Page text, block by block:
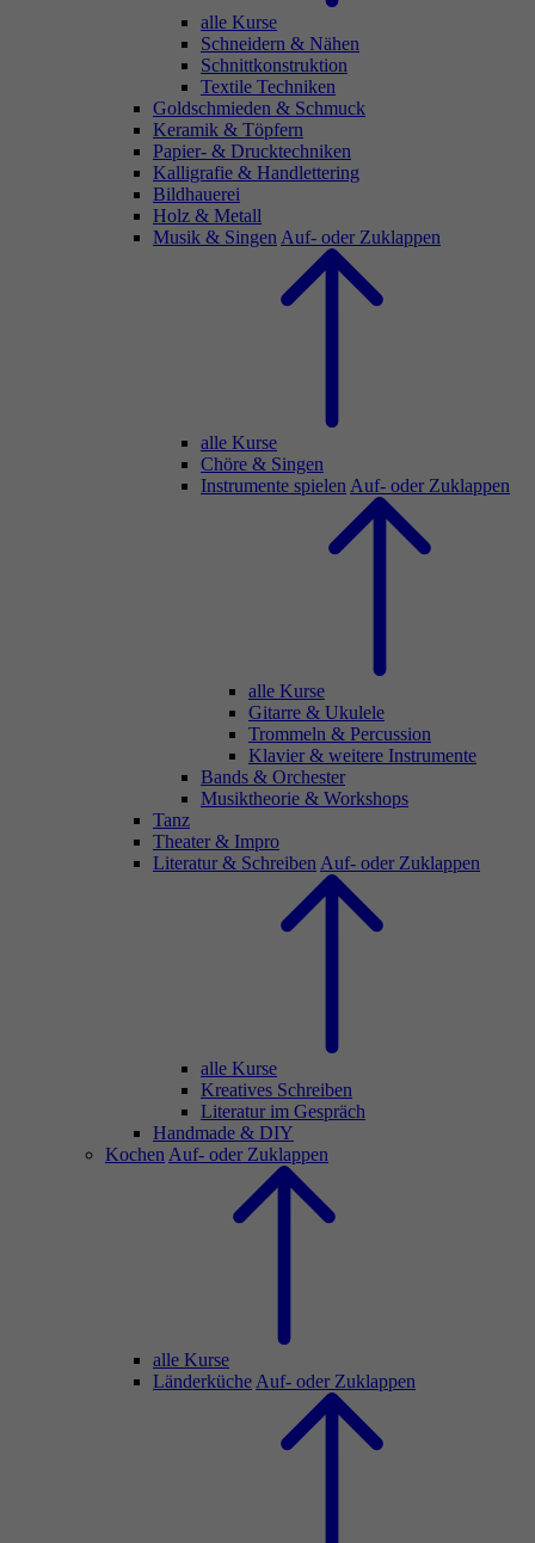
alle Kurse
Schneidern & Nähen
Schnittkonstruktion
Textile Techniken
Goldschmieden & Schmuck
Keramik & Töpfern
Papier- & Drucktechniken
Kalligrafie & Handlettering
Bildhauerei
Holz & Metall
Musik & Singen Auf- oder Zuklappen
alle Kurse
Chöre & Singen
Instrumente spielen Auf- oder Zuklappen
alle Kurse
Gitarre & Ukulele
Trommeln & Percussion
Klavier & weitere Instrumente
Bands & Orchester
Musiktheorie & Workshops
Tanz
Theater & Impro
Literatur & Schreiben Auf- oder Zuklappen
alle Kurse
Kreatives Schreiben
Literatur im Gespräch
Handmade & DIY
Kochen Auf- oder Zuklappen
alle Kurse
Länderküche Auf- oder Zuklappen